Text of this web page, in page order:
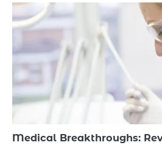
Medical Breakthroughs: